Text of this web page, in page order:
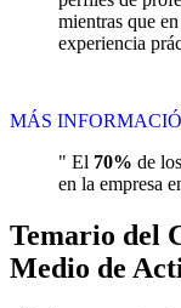
mientras que
experiencia
MÁS
" El 70% de
en la empresa
Temario del
Medio de